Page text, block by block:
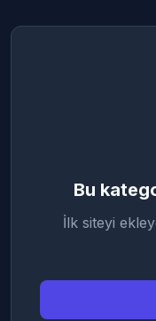
Bu
İlk siteyi